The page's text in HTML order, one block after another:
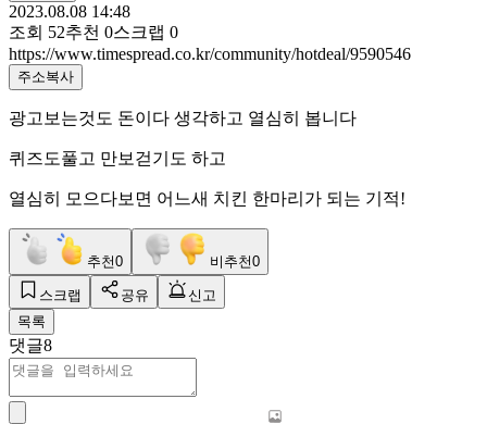
2023.08.08 14:48
조회 52추천 0스크랩 0
https://www.timespread.co.kr/community/hotdeal/9590546
주소복사
광고보는것도 돈이다 생각하고 열심히 봅니다
퀴즈도풀고 만보걷기도 하고
열심히 모으다보면 어느새 치킨 한마리가 되는 기적!
추천0 비추천0
스크랩 공유
신고
목록
댓글8